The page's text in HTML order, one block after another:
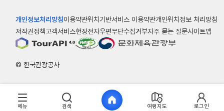
개인정보처리방침이용약관위치기반서비스 이용약관개인위치정보 처리방침
저작권정책고객서비스헌장전자우편무단수집거부자주 묻는 질문사이트맵
© 한국관광공사
메뉴 검색 여행지도 로그인